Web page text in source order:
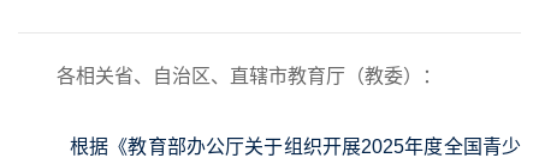
各相关省、自治区、直辖市教育厅（教委）：
根据《教育部办公厅关于组织开展2025年度全国青少